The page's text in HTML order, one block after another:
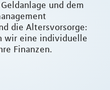
und dem
die Altersvorsorge:
wir eine individuelle
Finanzen.